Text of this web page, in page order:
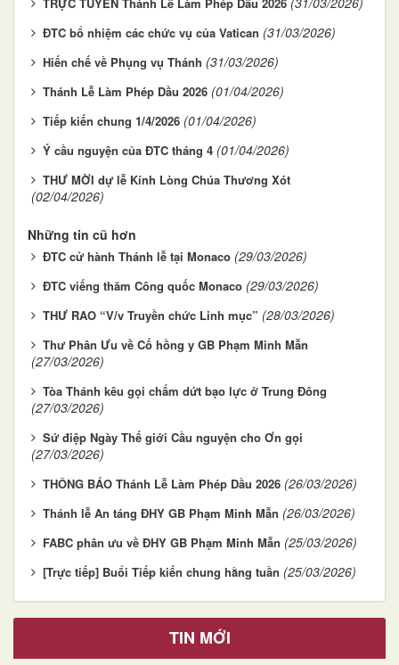
ĐTC bổ nhiệm các chức vụ của Vatican (31/03/2026)
Hiến chế về Phụng vụ Thánh (31/03/2026)
Thánh Lễ Làm Phép Dầu 2026 (01/04/2026)
Tiếp kiến chung 1/4/2026 (01/04/2026)
Ý cầu nguyện của ĐTC tháng 4 (01/04/2026)
THƯ MỜI dự lễ Kính Lòng Chúa Thương Xót
(02/04/2026)
Những tin cũ hơn
ĐTC cử hành Thánh lễ tại Monaco (29/03/2026)
ĐTC viếng thăm Công quốc Monaco (29/03/2026)
THƯ RAO “V/v Truyền chức Linh mục” (28/03/2026)
Thư Phân Ưu về Cố hồng y GB Phạm Minh Mẫn
(27/03/2026)
Tòa Thánh kêu gọi chấm dứt bạo lực ở Trung Đông
(27/03/2026)
Sứ điệp Ngày Thế giới Cầu nguyện cho Ơn gọi
(27/03/2026)
THÔNG BÁO Thánh Lễ Làm Phép Dầu 2026 (26/03/2026)
Thánh lễ An táng ĐHY GB Phạm Minh Mẫn (26/03/2026)
FABC phân ưu về ĐHY GB Phạm Minh Mẫn (25/03/2026)
[Trực tiếp] Buổi Tiếp kiến chung hằng tuần (25/03/2026)
TIN MỚI